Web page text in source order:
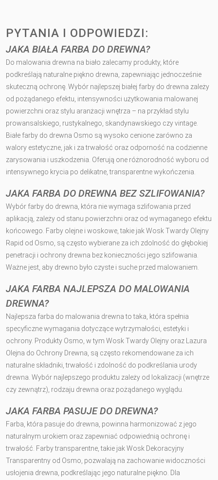
PYTANIA I ODPOWIEDZI:
JAKA BIAŁA FARBA DO DREWNA?
Do malowania drewna na biało zalecamy produkty, które
podkreślają naturalne piękno drewna, zapewniając jednocześnie
skuteczną ochronę. Wybór najlepszej białej farby do drewna zależy
od pożądanego efektu, intensywności użytkowania malowanej
powierzchni oraz stylu aranżacji wnętrza – na przykład stylu
prowansalskiego, rustykalnego, skandynawskiego czy vintage.
Białe farby do drewna Osmo są wysoko cenione zarówno za
walory estetyczne, jak i za trwałość oraz odporność na codzienne
zarysowania i uszkodzenia. Oferują one różnorodność wyboru od
intensywnego krycia po delikatne, transparentne wykończenia.
JAKA FARBA DO DREWNA BEZ SZLIFOWANIA?
Wybór farby do drewna, która nie wymaga szlifowania przed
aplikacją, zależy od stanu powierzchni oraz od wymaganego efektu
końcowego. Farby olejne i woskowe, takie jak Wosk Twardy Olejny
Rapid od Osmo, są często wybierane za ich zdolność do głębokiej
penetracji i ochrony drewna bez konieczności jego szlifowania.
Ważne jest, aby drewno było czyste i suche przed malowaniem.
JAKA FARBA NAJLEPSZA DO MALOWANIA
DREWNA?
Najlepsza farba do malowania drewna to taka, która spełnia
specyficzne wymagania dotyczące wytrzymałości, estetyki i
ochrony. Produkty Osmo, w tym Wosk Twardy Olejny oraz Lazura
Olejna do Ochrony Drewna, są często rekomendowane za ich
naturalne składniki, trwałość i zdolność do podkreślania urody
drewna. Wybór najlepszego produktu zależy od lokalizacji (wnętrze
czy zewnątrz), rodzaju drewna oraz pożądanego wyglądu.
JAKA FARBA PASUJE DO DREWNA?
Farba, która pasuje do drewna, powinna harmonizować z jego
naturalnym urokiem oraz zapewniać odpowiednią ochronę i
trwałość. Farby transparentne, takie jak Wosk Dekoracyjny
Transparentny od Osmo, pozwalają na zachowanie widoczności
usłojenia drewna, podkreślając jego naturalne piękno. Dla